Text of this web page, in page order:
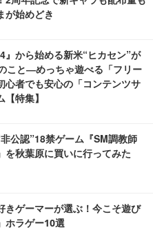
が始めどき
』から始める新米“ヒカセン”が
こと―めっちゃ遊べる「フリー
心者でも安心の「コンテンツサ
【特集】
公認”18禁ゲーム『SM調教師
を秋葉原に買いに行ってみた
きゲーマーが選ぶ！今こそ遊び
ホラゲー10選